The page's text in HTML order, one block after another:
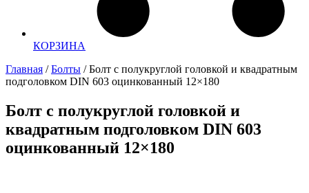
КОРЗИНА
Главная /Болты / Болт с полукруглой головкой и квадратным
подголовком DIN 603 оцинкованный 12×180
Болт с полукруглой головкой и
квадратным подголовком DIN 603
оцинкованный 12×180